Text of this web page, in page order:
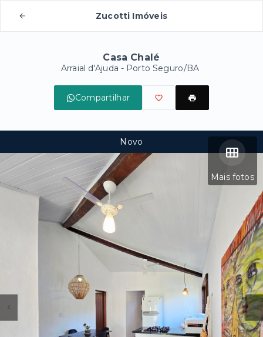
Zucotti Imóveis
Casa Chalé
Arraial d'Ajuda - Porto Seguro/BA
Compartilhar
Mais fotos
Novo